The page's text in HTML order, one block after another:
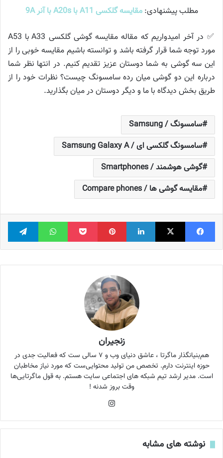
مطلب پیشنهادی:مقایسه گلکسی A11 با A20s با آنر 9A
✅ در آخر امیدواریم که مقاله مقایسه گوشی گلکسی A33 با A53
مورد توجه شما قرار گرفته باشد و توانسته باشیم مقایسه خوبی را از
این سه گوشی به شما دوستان عزیز تقدیم کنیم. در انتها نظر شما
درباره این دو گوشی میان رده سامسونگ چیست؟ نظرات خود را از
طریق بخش دیدگاه با ما و دیگر دوستان در میان بگذارید.
سامسونگ / Samsung
سامسونگ گلکسی ای / Samsung Galaxy A
گوشی هوشمند / Smartphones
مقایسه گوشی ها / Compare phones
فیس بوک X لینکدین ‫پین‌ترست پاکت واتس آپ
زنجیران
هم‌بنیانگذار ماگرتا ، عاشق دنیای وب و ۷ سالی ست که فعالیت جدی در
حوزه اینترنت دارم. تخصص من تولید محتوایی‌ست که مورد نیاز مخاطبان
است. مدیر ارشد تیم شبکه های اجتماعی سایت هستم. به قول ماگرتایی‌ها
وقت بروز شدنه !
نوشته های مشابه